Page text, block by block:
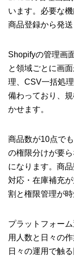
います。必要な
商品登録から発送
Shopifyの管理画
と領域ごとに画
理、CSV一括処
備わっており、
かせます。
商品数が10点で
の権限分けが要
になります。商
対応・在庫補充
割と権限管理が時
プラットフォー
用人数と日々の
日々の運用で触